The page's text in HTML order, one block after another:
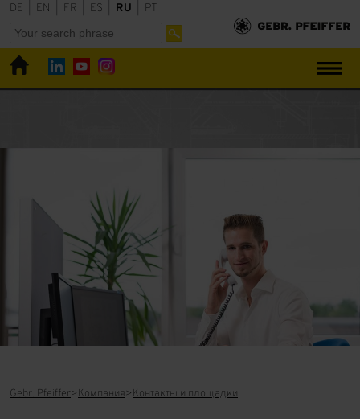
DE EN FR ES RU PT
Gebr. Pfeiffer Компания Контакты и площадки